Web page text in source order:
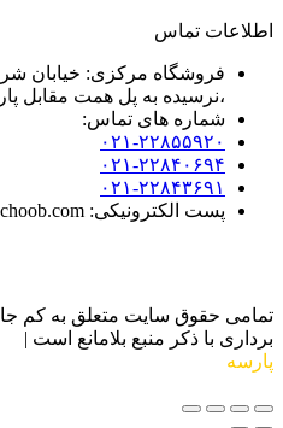
اطلاعات تماس
فروشگاه مرکزی: خیابان
،نرسیده به پل همت مقابل پارک
شماره های تماس:
۰۲۱-۲۲۸۵۵۹۲۰
۰۲۱-۲۲۸۴۰۶۹۴
۰۲۱-۲۲۸۴۳۶۹۱
پست الکترونیکی: info[@]kamjachoob.com
تمامی حقوق سایت متعلق به کم
برداری با ذکر منبع بلامانع است |
پارسه